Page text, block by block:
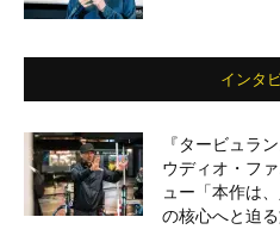
インタ
『タービュラ
ウディオ・フ
ュー「本作は
の核心へと迫る